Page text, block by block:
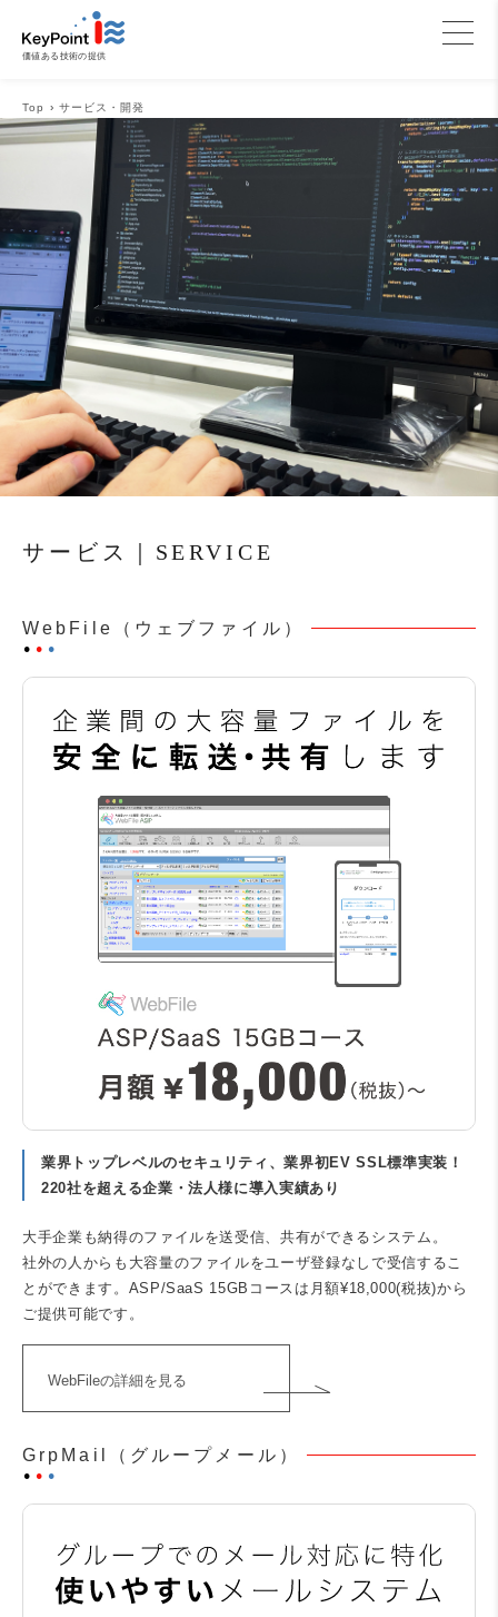
価値ある技術の提供
Top › サービス・開発
サービス｜SERVICE
WebFile（ウェブファイル）
⚫︎ ⚫︎ ⚫︎
業界トップレベルのセキュリティ、業界初EV SSL標準実装！
220社を超える企業・法人様に導入実績あり
大手企業も納得のファイルを送受信、共有ができるシステム。
社外の人からも大容量のファイルをユーザ登録なしで受信するこ
とができます。ASP/SaaS 15GBコースは月額¥18,000(税抜)から
ご提供可能です。
WebFileの詳細を見る
GrpMail（グループメール）
⚫︎ ⚫︎ ⚫︎